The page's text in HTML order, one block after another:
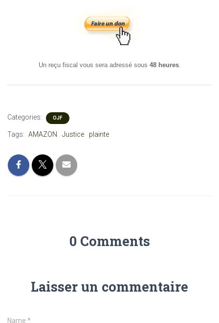
Un reçu fiscal vous sera adressé sous 48 heures.
Categories: OJF
Tags: AMAZON Justice plainte
0 Comments
Laisser un commentaire
Name *